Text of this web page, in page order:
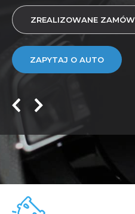
ZREALIZOWANE
ZAPYTAJ O AUTO
DOWIEDZ SIĘ WIĘCEJ
ZAPYTAJ O AUTO
USŁUGI